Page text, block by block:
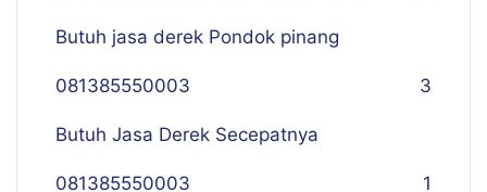
Butuh jasa derek Pondok pinang
081385550003 3
Butuh Jasa Derek Secepatnya
081385550003 1